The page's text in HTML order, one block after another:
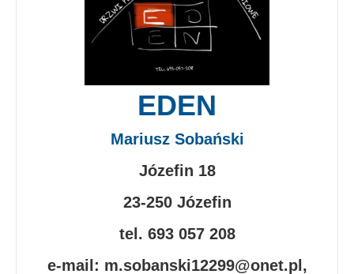
EDEN
Mariusz Sobański
Józefin 18
23-250 Józefin
tel. 693 057 208
e-mail: m.sobanski12299@onet.pl,